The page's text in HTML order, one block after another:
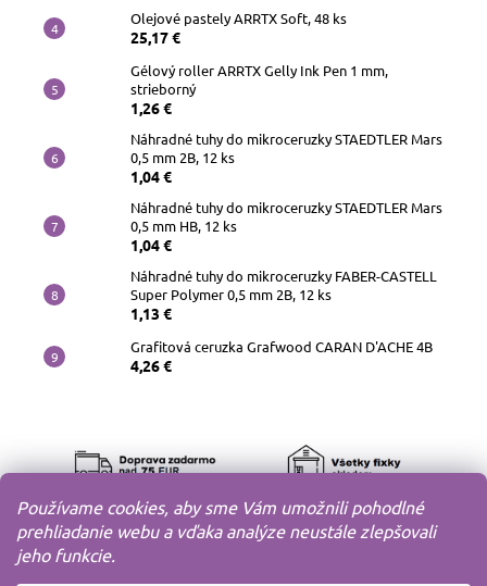
Používame cookies, aby sme Vám umožnili pohodlné
prehliadanie webu a vďaka analýze neustále zlepšovali
jeho funkcie.
Olejové pastely ARRTX Soft, 48 ks
25,17 €
Gélový roller ARRTX Gelly Ink Pen 1 mm,
strieborný
1,26 €
Náhradné tuhy do mikroceruzky STAEDTLER Mars
0,5 mm 2B, 12 ks
1,04 €
Náhradné tuhy do mikroceruzky STAEDTLER Mars
0,5 mm HB, 12 ks
1,04 €
Náhradné tuhy do mikroceruzky FABER-CASTELL
Super Polymer 0,5 mm 2B, 12 ks
1,13 €
Grafitová ceruzka Grafwood CARAN D'ACHE 4B
4,26 €